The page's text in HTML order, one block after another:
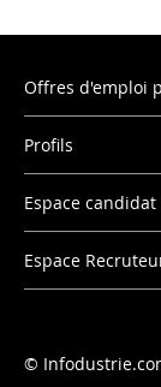
Offres d'emploi
Profils
Espace candidat
Espace